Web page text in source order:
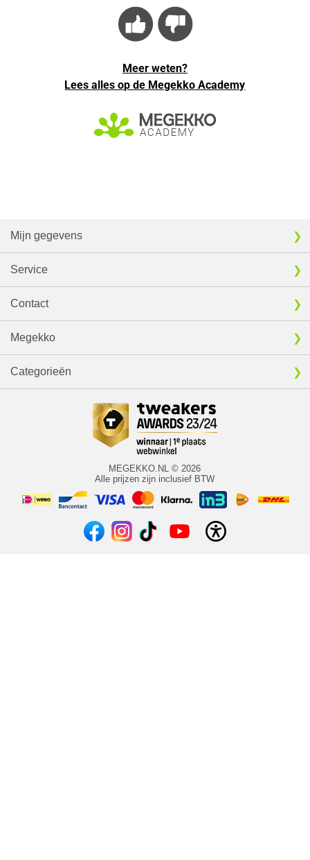
Meer weten?
Lees alles op de Megekko Academy
Mijn gegevens
Service
Contact
Megekko
Categorieën
MEGEKKO.NL © 2026
Alle prijzen zijn inclusief BTW